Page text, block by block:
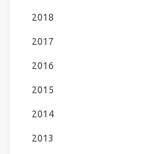
2018
2017
2016
2015
2014
2013